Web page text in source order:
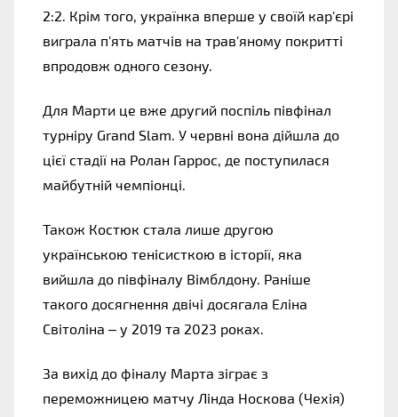
2:2. Крім того, українка вперше у своїй кар'єрі
виграла п'ять матчів на трав'яному покритті
впродовж одного сезону.
Для Марти це вже другий поспіль півфінал
турніру Grand Slam. У червні вона дійшла до
цієї стадії на Ролан Гаррос, де поступилася
майбутній чемпіонці.
Також Костюк стала лише другою
українською тенісисткою в історії, яка
вийшла до півфіналу Вімблдону. Раніше
такого досягнення двічі досягала Еліна
Світоліна – у 2019 та 2023 роках.
За вихід до фіналу Марта зіграє з
переможницею матчу Лінда Носкова (Чехія)